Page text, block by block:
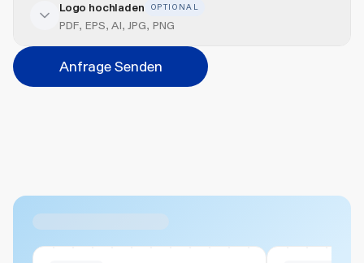
Veredelung hinzufügen
Veredelungsart
Logo hochladen OPTIONAL
PDF, EPS, AI, JPG, PNG
Anfrage Senden